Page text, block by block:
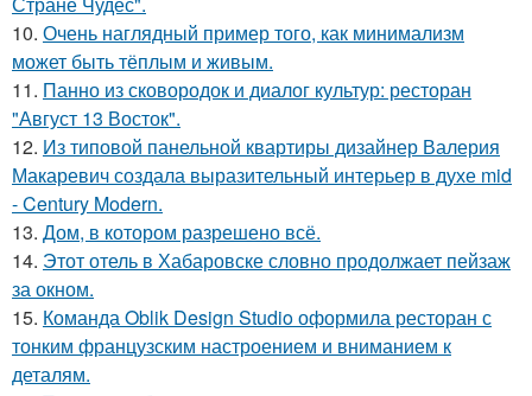
10. Очень наглядный пример того, как минимализм
может быть тёплым и живым.
11. Панно из сковородок и диалог культур: ресторан
"Август 13 Восток".
12. Из типовой панельной квартиры дизайнер Валерия
Макаревич создала выразительный интерьер в духе mid
- Century Modern.
13. Дом, в котором разрешено всё.
14. Этот отель в Хабаровске словно продолжает пейзаж
за окном.
15. Команда Oblik Design Studio оформила ресторан с
тонким французским настроением и вниманием к
деталям.